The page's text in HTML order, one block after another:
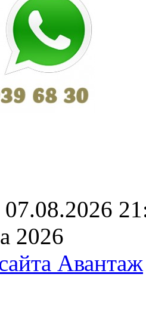
2026
Авантаж